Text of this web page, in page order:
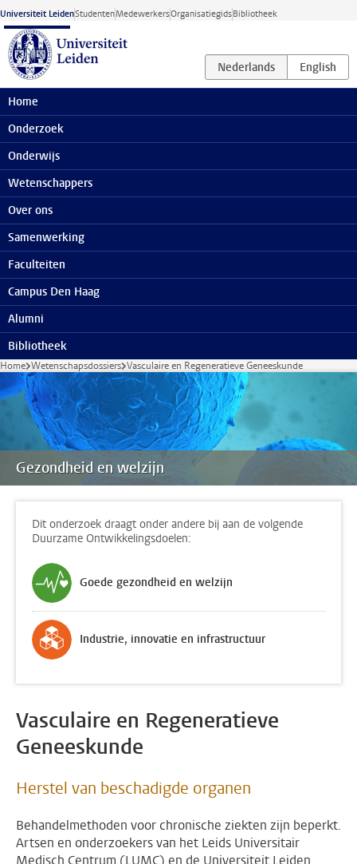
Ga naar hoofdinhoud
Universiteit LeidenStudentenMedewerkersOrganisatiegidsBibliotheek
Home
Onderzoek
Onderwijs
Wetenschappers
Over ons
Samenwerking
Faculteiten
Campus Den Haag
Alumni
Bibliotheek
Home Wetenschapsdossiers Vasculaire en Regeneratieve Geneeskunde
Gezondheid en welzijn
Dit onderzoek draagt onder andere bij aan de volgende
Duurzame Ontwikkelingsdoelen:
Goede gezondheid en welzijn
Industrie, innovatie en infrastructuur
Vasculaire en Regeneratieve
Geneeskunde
Herstel van beschadigde organen
Behandelmethoden voor chronische ziekten zijn beperkt.
Artsen en onderzoekers van het Leids Universitair
Medisch Centrum (LUMC) en de Universiteit Leiden